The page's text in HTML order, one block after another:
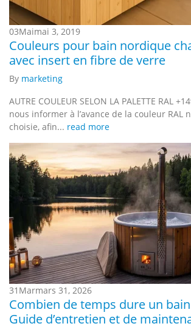
03Maimai 3, 2019
Couleurs pour bain nordique
avec insert en fibre de verre
By marketing
AUTRE COULEUR SELON LA PALETTE RAL
nous informer à l’avance de la couleur RAL
choisie, afin... read more
31 Marmars 31, 2026
Combien de temps dure un
Guide d’entretien et de